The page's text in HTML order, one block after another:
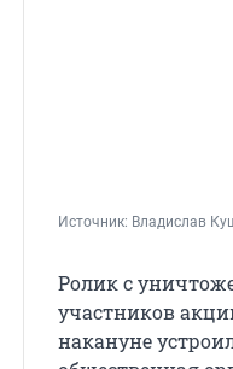
Источник: Владислав
Ролик с
участников
накануне